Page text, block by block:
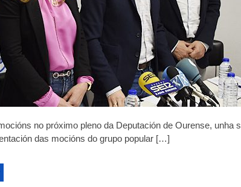
Ourense
no próximo pleno da Deputación de Ourense, unha
das mocións do grupo popular […]